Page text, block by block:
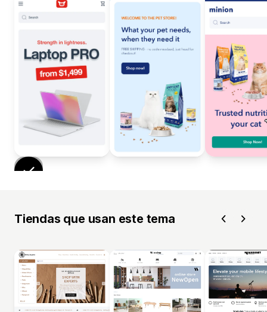
Tiendas que usan este tema